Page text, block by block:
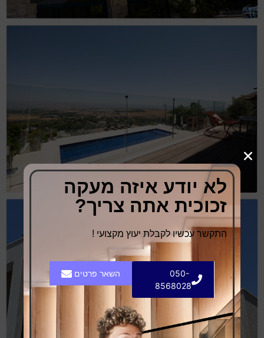
לא יודע איזה מעקה
זכוכית אתה צריך?
התקשר עכשיו לקבלת יעוץ מקצועי !
050-
8568028
השאר פרטים